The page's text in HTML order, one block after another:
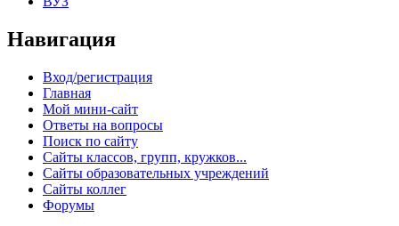
Навигация
Вход/регистрация
Главная
Мой мини-сайт
Ответы на вопросы
Поиск по сайту
Сайты классов, групп, кружков...
Сайты образовательных учреждений
Сайты коллег
Форумы